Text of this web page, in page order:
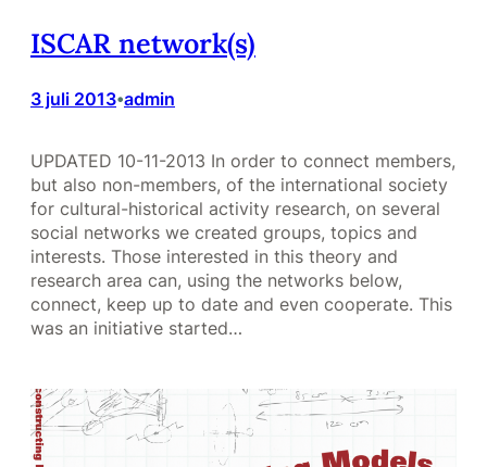
ISCAR network(s)
3 juli 2013•admin
UPDATED 10-11-2013 In order to connect members,
but also non-members, of the international society
for cultural-historical activity research, on several
social networks we created groups, topics and
interests. Those interested in this theory and
research area can, using the networks below,
connect, keep up to date and even cooperate. This
was an initiative started…